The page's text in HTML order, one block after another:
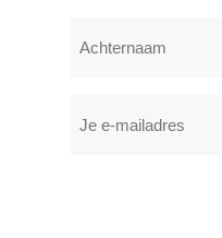
mailadres